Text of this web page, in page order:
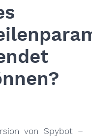
von Spybot –